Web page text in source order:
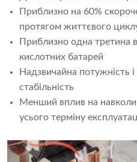
Приблизно на 60%
протягом життєвого
Приблизно одна третина
кислотних батарей
Надзвичайна потужність і
стабільність
Менший вплив на
усього терміну